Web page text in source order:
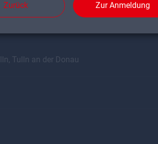
Zurück Zur Anmeldung
Tulln an der Donau